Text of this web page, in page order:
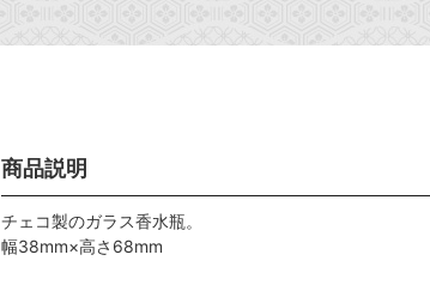
商品説明
チェコ製のガラス香水瓶。
幅38mm×高さ68mm